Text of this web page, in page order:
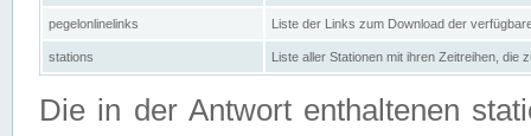
pegelonlinelinks Liste der Links zum Download der
stations Liste aller Stationen mit ihren Zeitreihen, die
Die in der Antwort enthaltenen